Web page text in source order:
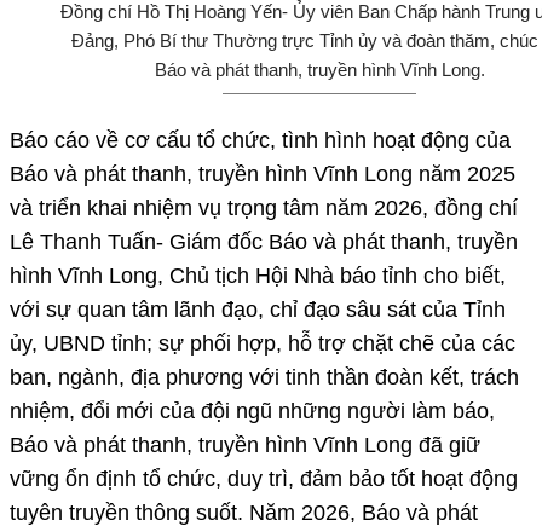
Đồng chí Hồ Thị Hoàng Yến- Ủy viên Ban Chấp hành Trung
Đảng, Phó Bí thư Thường trực Tỉnh ủy và đoàn thăm, chúc
Báo và phát thanh, truyền hình Vĩnh Long.
Báo cáo về cơ cấu tổ chức, tình hình hoạt động của
Báo và phát thanh, truyền hình Vĩnh Long năm 2025
và triển khai nhiệm vụ trọng tâm năm 2026, đồng chí
Lê Thanh Tuấn- Giám đốc Báo và phát thanh, truyền
hình Vĩnh Long, Chủ tịch Hội Nhà báo tỉnh cho biết,
với sự quan tâm lãnh đạo, chỉ đạo sâu sát của Tỉnh
ủy, UBND tỉnh; sự phối hợp, hỗ trợ chặt chẽ của các
ban, ngành, địa phương với tinh thần đoàn kết, trách
nhiệm, đổi mới của đội ngũ những người làm báo,
Báo và phát thanh, truyền hình Vĩnh Long đã giữ
vững ổn định tổ chức, duy trì, đảm bảo tốt hoạt động
tuyên truyền thông suốt. Năm 2026, Báo và phát